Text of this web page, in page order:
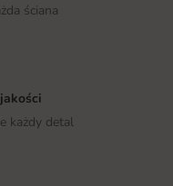
ściana
każdy detal